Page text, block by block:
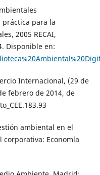
práctica para la
2005 RECAI,
Disponible en:
Internacional, (29 de
febrero de 2014, de
ambiental en el
Economía